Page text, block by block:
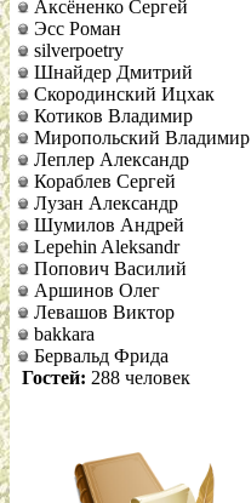
Аксёненко Сергей
Эсс Роман
silverpoetry
Шнайдер Дмитрий
Скородинский Ицхак
Котиков Владимир
Миропольский Владимир
Леплер Александр
Кораблев Сергей
Лузан Александр
Шумилов Андрей
Lepehin Aleksandr
Попович Василий
Аршинов Олег
Левашов Виктор
bakkara
Бервальд Фрида
Гостей: 288 человек